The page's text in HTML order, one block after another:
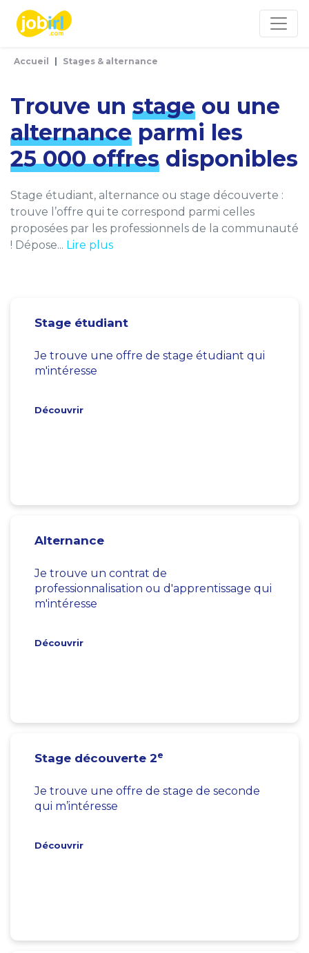
Accueil Stages & alternance
Trouve un stage ou une
alternance parmi les
25 000 offres disponibles
Stage étudiant, alternance ou stage découverte :
trouve l’offre qui te correspond parmi celles
proposées par les professionnels de la communauté
! Dépose... Lire plus
Stage étudiant
Je trouve une offre de stage étudiant qui
m'intéresse
Découvrir
Alternance
Je trouve un contrat de
professionnalisation ou d'apprentissage qui
m'intéresse
Découvrir
Stage découverte 2e
Je trouve une offre de stage de seconde
qui m’intéresse
Découvrir
Panneau de gestion des cookies